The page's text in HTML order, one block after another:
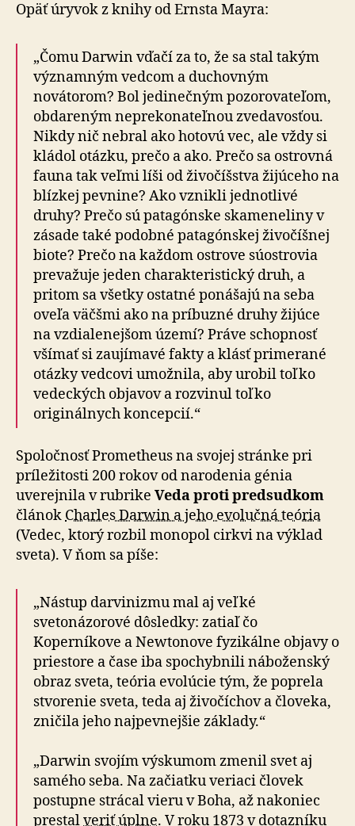
Opäť úryvok z knihy od Ernsta Mayra:
„Čomu Darwin vďačí za to, že sa stal takým
významným vedcom a duchovným
novátorom? Bol jedinečným pozorovateľom,
obdareným neprekonateľnou zvedavosťou.
Nikdy nič nebral ako hotovú vec, ale vždy si
kládol otázku, prečo a ako. Prečo sa ostrovná
fauna tak veľmi líši od živočíšstva žijúceho na
blízkej pevnine? Ako vznikli jednotlivé
druhy? Prečo sú patagónske skameneliny v
zásade také podobné patagónskej živočíšnej
biote? Prečo na každom ostrove súostrovia
prevažuje jeden charakteristický druh, a
pritom sa všetky ostatné ponášajú na seba
oveľa väčšmi ako na príbuzné druhy žijúce
na vzdialenejšom území? Práve schopnosť
všímať si zaujímavé fakty a klásť primerané
otázky vedcovi umožnila, aby urobil toľko
vedeckých objavov a rozvinul toľko
originálnych koncepcií.“
Spoločnosť Prometheus na svojej stránke pri
príležitosti 200 rokov od narodenia génia
uverejnila v rubrike Veda proti predsudkom
článok Charles Darwin a jeho evolučná teória
(Vedec, ktorý rozbil monopol cirkvi na výklad
sveta). V ňom sa píše:
„Nástup darvinizmu mal aj veľké
svetonázorové dôsledky: zatiaľ čo
Koperníkove a Newtonove fyzikálne objavy o
priestore a čase iba spochybnili náboženský
obraz sveta, teória evolúcie tým, že poprela
stvorenie sveta, teda aj živočíchov a človeka,
zničila jeho najpevnejšie základy.“
„Darwin svojím výskumom zmenil svet aj
samého seba. Na začiatku veriaci človek
postupne strácal vieru v Boha, až nakoniec
prestalveriť úplne. V roku 1873 v dotazníku